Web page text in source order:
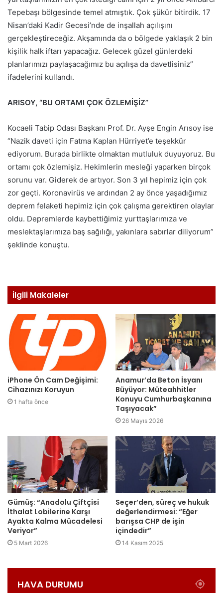
Tepebaşı bölgesinde temel atmıştık. Çok şükür bitirdik. 17
Nisan’daki Kadir Gecesi’nde de inşallah açılışını
gerçekleştireceğiz. Akşamında da o bölgede yaklaşık 2 bin
kişilik halk iftarı yapacağız. Gelecek güzel günlerdeki
planlarımızı paylaşacağımız bu açılışa da davetlisiniz”
ifadelerini kullandı.
ARISOY, “BU ORTAMI ÇOK ÖZLEMİŞİZ”
Kocaeli Tabip Odası Başkanı Prof. Dr. Ayşe Engin Arısoy ise
“Nazik daveti için Fatma Kaplan Hürriyet’e teşekkür
ediyorum. Burada birlikte olmaktan mutluluk duyuyoruz. Bu
ortamı çok özlemişiz. Hekimlerin mesleği yaparken birçok
sorunu var. Giderek de artıyor. Son 3 yıl hepimiz için çok
zor geçti. Koronavirüs ve ardından 2 ay önce yaşadığımız
deprem felaketi hepimiz için çok çalışma gerektiren olaylar
oldu. Depremlerde kaybettiğimiz yurttaşlarımıza ve
meslektaşlarımıza baş sağılığı, yakınlara sabırlar diliyorum”
şeklinde konuştu.
İlgili Makaleler
iPhone Ön Cam Değişimi:
Cihazınızı Koruyun
1 hafta önce
Anamur’da Beton İsyanı
Büyüyor: Müteahhitler
Konuyu Cumhurbaşkanına
Taşıyacak”
26 Mayıs 2026
Gümüş: “Anadolu Çiftçisi
İthalat Lobilerine Karşı
Ayakta Kalma Mücadelesi
Veriyor”
5 Mart 2026
Seçer’den, süreç ve hukuk
değerlendirmesi: “Eğer
barışsa CHP de işin
içindedir”
14 Kasım 2025
HAVA DURUMU